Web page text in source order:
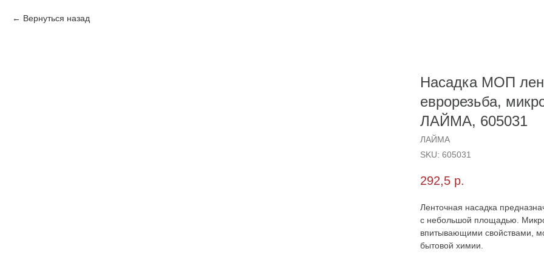
Вернуться назад
Насадка МОП
еврорезьба,
ЛАЙМА, 605031
ЛАЙМА
SKU: 605031
292,5 р.
Ленточная насадка
с небольшой площадью.
впитывающими свойствами,
бытовой химии.